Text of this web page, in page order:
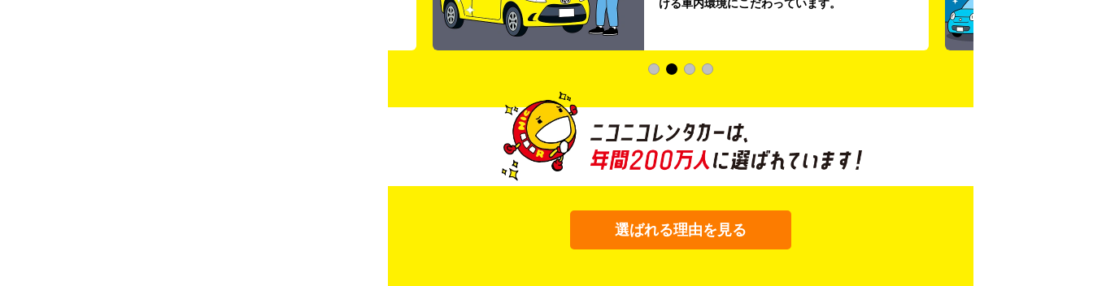
ける車内環境にこだわっています。
選ばれる理由を見る